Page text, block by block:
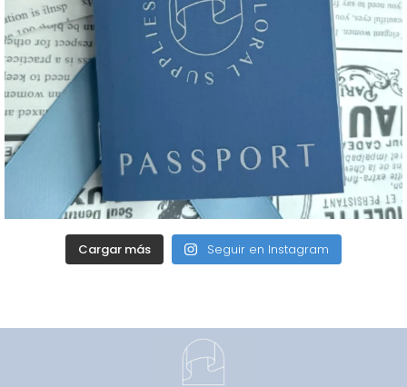
Cargar más Seguir en Instagram